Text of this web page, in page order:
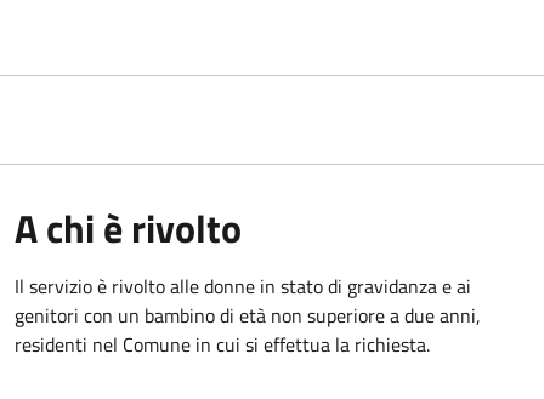
A chi è rivolto
Il servizio è rivolto alle donne in stato di gravidanza e ai
genitori con un bambino di età non superiore a due anni,
residenti nel Comune in cui si effettua la richiesta.